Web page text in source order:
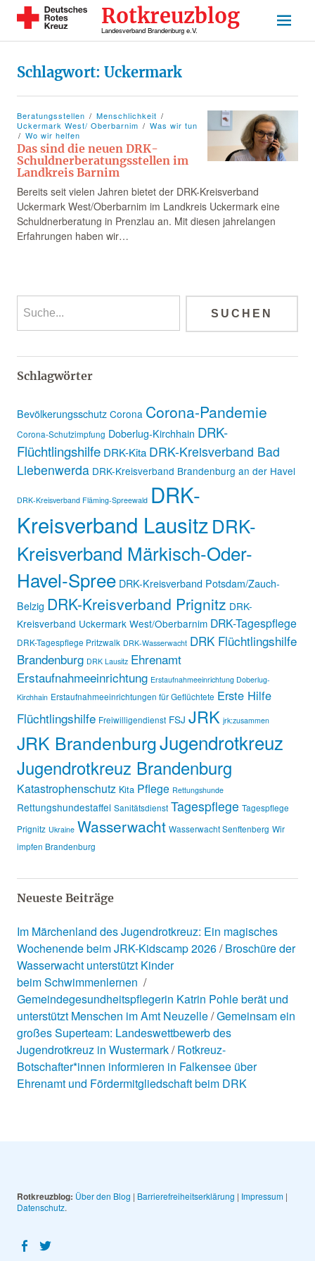
Rotkreuzblog
Landesverband Brandenburg e.V.
Schlagwort: Uckermark
Beratungsstellen
Menschlichkeit
Uckermark West/ Oberbarnim
Was wir tun
Wo wir helfen
Das sind die neuen DRK-
Schuldnerberatungsstellen im
Landkreis Barnim
Bereits seit vielen Jahren bietet der DRK-Kreisverband
Uckermark West/Oberbarnim im Landkreis Uckermark eine
Schuldnerberatung in Prenzlau an. Mit diesen jahrelangen
Erfahrungen haben wir…
Schlagwörter
Bevölkerungsschutz Corona Corona-Pandemie
Corona-Schutzimpfung Doberlug-Kirchhain DRK-
Flüchtlingshilfe DRK-Kita DRK-Kreisverband Bad
Liebenwerda DRK-Kreisverband Brandenburg an der Havel
DRK-Kreisverband Fläming-Spreewald DRK-
Kreisverband LausitzDRK-
Kreisverband Märkisch-Oder-
Havel-Spree DRK-Kreisverband Potsdam/Zauch-
Belzig DRK-Kreisverband Prignitz DRK-
Kreisverband Uckermark West/Oberbarnim DRK-Tagespflege
DRK-Tagespflege Pritzwalk DRK-Wasserwacht DRK Flüchtlingshilfe
Brandenburg DRK Lausitz Ehrenamt
Erstaufnahmeeinrichtung Erstaufnahmeeinrichtung Doberlug-
Kirchhain Erstaufnahmeeinrichtungen für Geflüchtete Erste Hilfe
Flüchtlingshilfe Freiwilligendienst FSJ JRK jrk:zusammen
JRK BrandenburgJugendrotkreuz
Jugendrotkreuz Brandenburg
Katastrophenschutz Kita Pflege Rettungshunde
Rettungshundestaffel Sanitätsdienst Tagespflege Tagespflege
Prignitz Ukraine Wasserwacht Wasserwacht Senftenberg Wir
impfen Brandenburg
Neueste Beiträge
Im Märchenland des Jugendrotkreuz: Ein magisches
Wochenende beim JRK-Kidscamp 2026 Broschüre der
Wasserwacht unterstützt Kinder
beim Schwimmenlernen
Gemeindegesundheitspflegerin Katrin Pohle berät und
unterstützt Menschen im Amt Neuzelle Gemeinsam ein
großes Superteam: Landeswettbewerb des
Jugendrotkreuz in Wustermark Rotkreuz-
Botschafter*innen informieren in Falkensee über
Ehrenamt und Fördermitgliedschaft beim DRK
Rotkreuzblog: Über den Blog | Barrierefreiheitserklärung | Impressum|
Datenschutz